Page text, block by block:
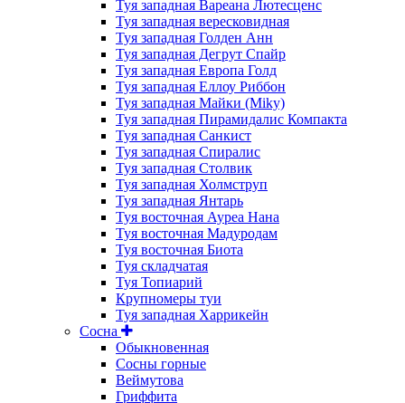
Туя западная Вареана Лютесценс
Туя западная вересковидная
Туя западная Голден Анн
Туя западная Дегрут Спайр
Туя западная Европа Голд
Туя западная Еллоу Риббон
Туя западная Майки (Miky)
Туя западная Пирамидалис Компакта
Туя западная Санкист
Туя западная Спиралис
Туя западная Столвик
Туя западная Холмструп
Туя западная Янтарь
Туя восточная Ауреа Нана
Туя восточная Мадуродам
Туя восточная Биота
Туя складчатая
Туя Топиарий
Крупномеры туи
Туя западная Харрикейн
Сосна
Обыкновенная
Сосны горные
Веймутова
Гриффита